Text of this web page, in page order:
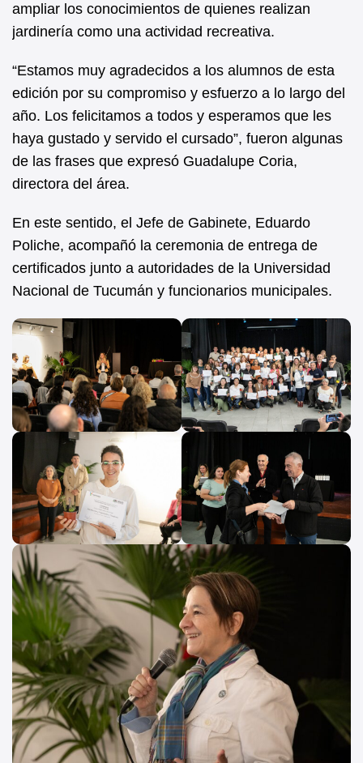
ampliar los conocimientos de quienes realizan
jardinería como una actividad recreativa.
“Estamos muy agradecidos a los alumnos de esta
edición por su compromiso y esfuerzo a lo largo del
año. Los felicitamos a todos y esperamos que les
haya gustado y servido el cursado”, fueron algunas
de las frases que expresó Guadalupe Coria,
directora del área.
En este sentido, el Jefe de Gabinete, Eduardo
Poliche, acompañó la ceremonia de entrega de
certificados junto a autoridades de la Universidad
Nacional de Tucumán y funcionarios municipales.